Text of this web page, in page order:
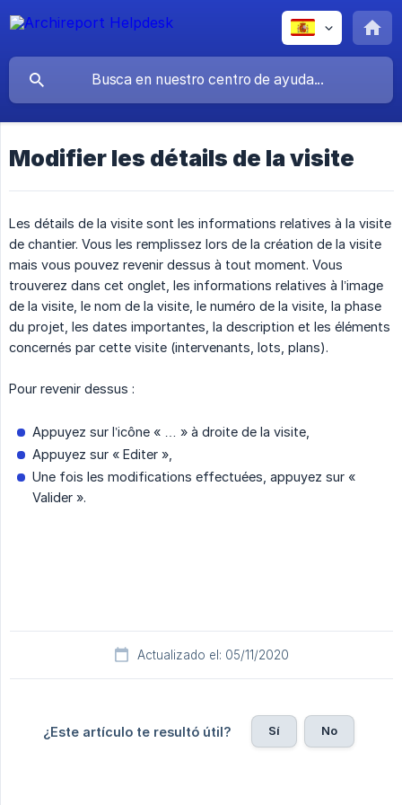
Modifier les détails de la visite
Les détails de la visite sont les informations relatives à la visite
de chantier. Vous les remplissez lors de la création de la visite
mais vous pouvez revenir dessus à tout moment. Vous
trouverez dans cet onglet, les informations relatives à l’image
de la visite, le nom de la visite, le numéro de la visite, la phase
du projet, les dates importantes, la description et les éléments
concernés par cette visite (intervenants, lots, plans).
Pour revenir dessus :
Appuyez sur l’icône « … » à droite de la visite,
Appuyez sur « Editer »,
Une fois les modifications effectuées, appuyez sur «
Valider ».
Actualizado el: 05/11/2020
¿Este artículo te resultó útil? Sí No